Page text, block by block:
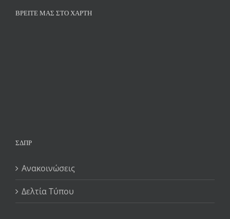
ΒΡΕΊΤΕ ΜΑΣ ΣΤΟ ΧΆΡΤΗ
ΣΔΠΡ
Ανακοινώσεις
Δελτία Τύπου